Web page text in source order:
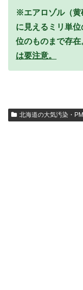
※エアロゾル（黄
に見えるミリ単
位のものまで存在
は要注意。
北海道の大気汚染・